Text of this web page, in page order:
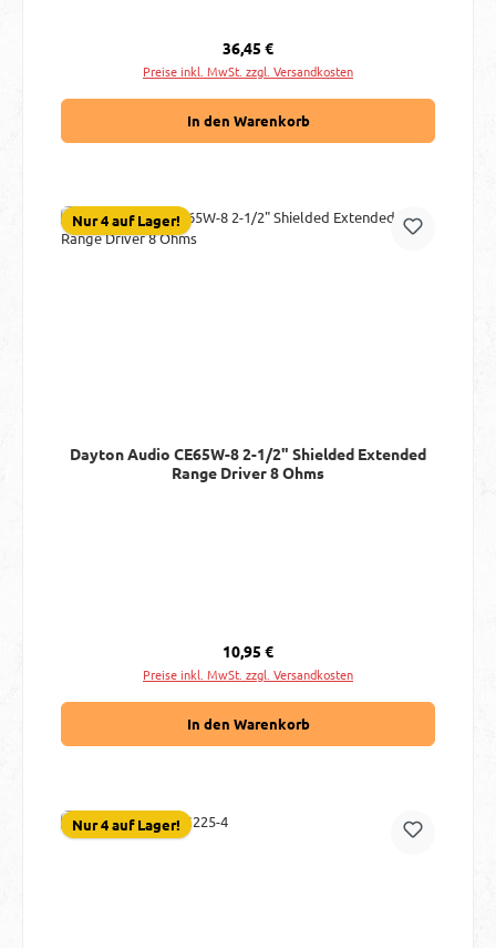
Regulärer Preis:
36,45 €
Preise inkl. MwSt. zzgl. Versandkosten
In den Warenkorb
Nur 4 auf Lager!
Dayton Audio CE65W-8 2-1/2" Shielded Extended
Range Driver 8 Ohms
Regulärer Preis:
10,95 €
Preise inkl. MwSt. zzgl. Versandkosten
In den Warenkorb
Nur 4 auf Lager!